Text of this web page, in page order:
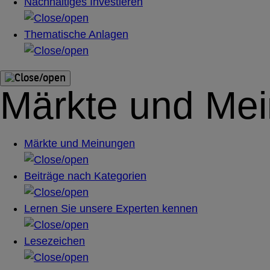
Thematische Anlagen
Märkte und
Märkte und Meinungen
Beiträge nach Kategorien
Lernen Sie unsere Experten kennen
Lesezeichen